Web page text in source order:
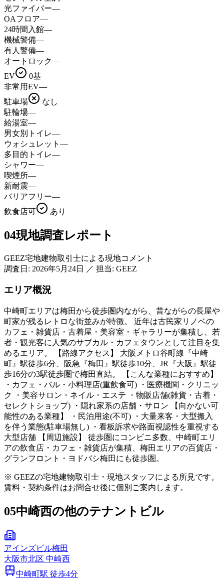
光ファイバー—
OAフロア—
24時間入館—
機械警備—
有人警備—
オートロック—
EV
0基
非常用EV—
駐車場
なし
駐輪場—
給湯室—
男女別トイレ—
ウォシュレット —
多目的トイレ—
シャワー—
喫煙所—
新耐震—
バリアフリー—
飲食店可
あり
04現地調査レポート
GEEZ宅地建物取引士による現地コメント
調査日: 2026年5月24日 ／ 担当: GEEZ
エリア概況
中崎町エリアは梅田から徒歩圏内ながら、昔ながらの長屋や
町家が残るレトロな街並みが特徴。 近年は古民家リノベの
カフェ・雑貨店・古着屋・美容室・ギャラリーが集積し、若
者・観光客に人気のサブカル・カフェタウンとして注目を集
めるエリア。 【路線アクセス】 大阪メトロ谷町線『中崎
町』駅徒歩6分、阪急『梅田』駅徒歩10分、JR『大阪』駅徒
歩16分の3駅徒歩圏で梅田直結。 【こんな業種におすすめ】
・カフェ・バル・小料理店(重飲食可) ・医療機関・クリニッ
ク ・美容サロン・ネイル・エステ ・物販店舗(雑貨・古着・
セレクトショップ) ・隠れ家系の店舗・サロン 【向かない可
能性のある業種】 ・民泊用途(不可) ・大量来客・大型搬入
を伴う業態(駐車場無し) ・看板訴求や路面視認性を重視する
大型店舗 【周辺施設】 徒歩圏にコンビニ多数、中崎町エリ
アの飲食店・カフェ・雑貨店が集積、梅田エリアの百貨店・
グランフロント・ヨドバシ梅田にも徒歩圏。
※ GEEZの宅地建物取引士・現地スタッフによる所見です。
賃料・契約条件はお問合せ後に個別ご案内します。
05中崎西の他のテナントビル
アインズビル梅田
大阪市北区 中崎西
中崎町駅 徒歩4分